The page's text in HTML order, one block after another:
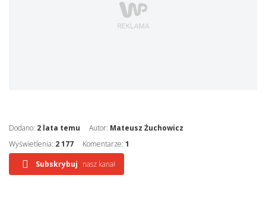
Dodano: 2 lata temu Autor: Mateusz Żuchowicz
Wyświetlenia: 2 177 Komentarze: 1
Subskrybuj nasz kanał